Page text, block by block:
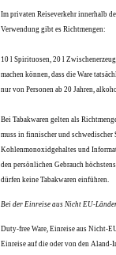
Im privaten Reiseverkehr innerhalb
Verwendung gibt es Richtmengen:
10 l Spirituosen, 20 l
machen können, dass die Ware
nur von Personen ab 20 Jahren,
Bei Tabakwaren gelten als
muss in finnischer und schwedischer
Kohlenmonoxidgehaltes und
den persönlichen Gebrauch
dürfen keine Tabakwaren einführen.
Bei der Einreise aus Nicht EU-
Duty-free Ware, Einreise aus Nicht-
Einreise auf die oder von den Aland-